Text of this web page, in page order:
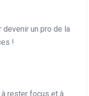
devenir un pro de la
!
à rester focus et à